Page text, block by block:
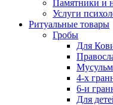
Памятники и
Услуги
Ритуальные товары
Гробы
Для
4-х
6-и
Для